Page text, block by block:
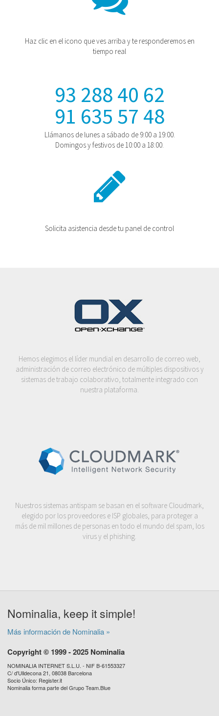
Haz clic en el icono que ves arriba y te responderemos en
tiempo real
93 288 40 62
91 635 57 48
Llámanos de lunes a sábado de 9:00 a 19:00.
Domingos y festivos de 10:00 a 18:00.
Solicita asistencia desde tu panel de control
Hemos elegimos el líder mundial en desarrollo de correo web,
administración de correo electrónico de múltiples dispositivos y
sistemas de trabajo colaborativo, totalmente integrado con
nuestra plataforma.
Nuestros sistemas antispam se basan en el software Cloudmark,
elegido por los proveedores e ISP globales, para proteger a
más de mil millones de personas en todo el mundo del spam, los
virus y el phishing.
Nominalia, keep it simple!
Más información de Nominalia »
Copyright © 1999 - 2025 Nominalia
NOMINALIA INTERNET S.L.U. - NIF B-61553327
C/ d'Ulldecona 21, 08038 Barcelona
Socio Único: Register.it
Nominalia forma parte del Grupo Team.Blue